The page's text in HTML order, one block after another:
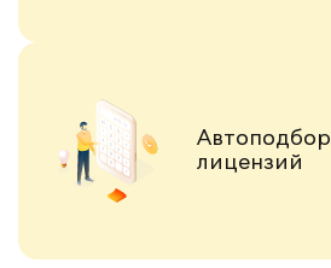
Автоподбор
лицензий